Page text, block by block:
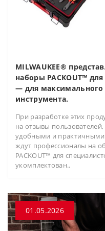
MILWAUKEE®
наборы PACKOUT™
— для
инструмента.
При разработке этих
на отзывы
удобными и
ждут профессионалы на
PACKOUT™ для
укомплектован..
01.05.2026